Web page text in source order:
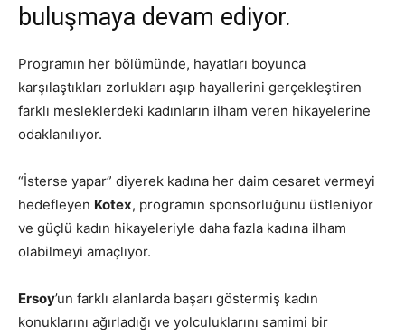
buluşmaya devam ediyor.
Programın her bölümünde, hayatları boyunca
karşılaştıkları zorlukları aşıp hayallerini gerçekleştiren
farklı mesleklerdeki kadınların ilham veren hikayelerine
odaklanılıyor.
“İsterse yapar” diyerek kadına her daim cesaret vermeyi
hedefleyen Kotex, programın sponsorluğunu üstleniyor
ve güçlü kadın hikayeleriyle daha fazla kadına ilham
olabilmeyi amaçlıyor.
Ersoy’un farklı alanlarda başarı göstermiş kadın
konuklarını ağırladığı ve yolculuklarını samimi bir